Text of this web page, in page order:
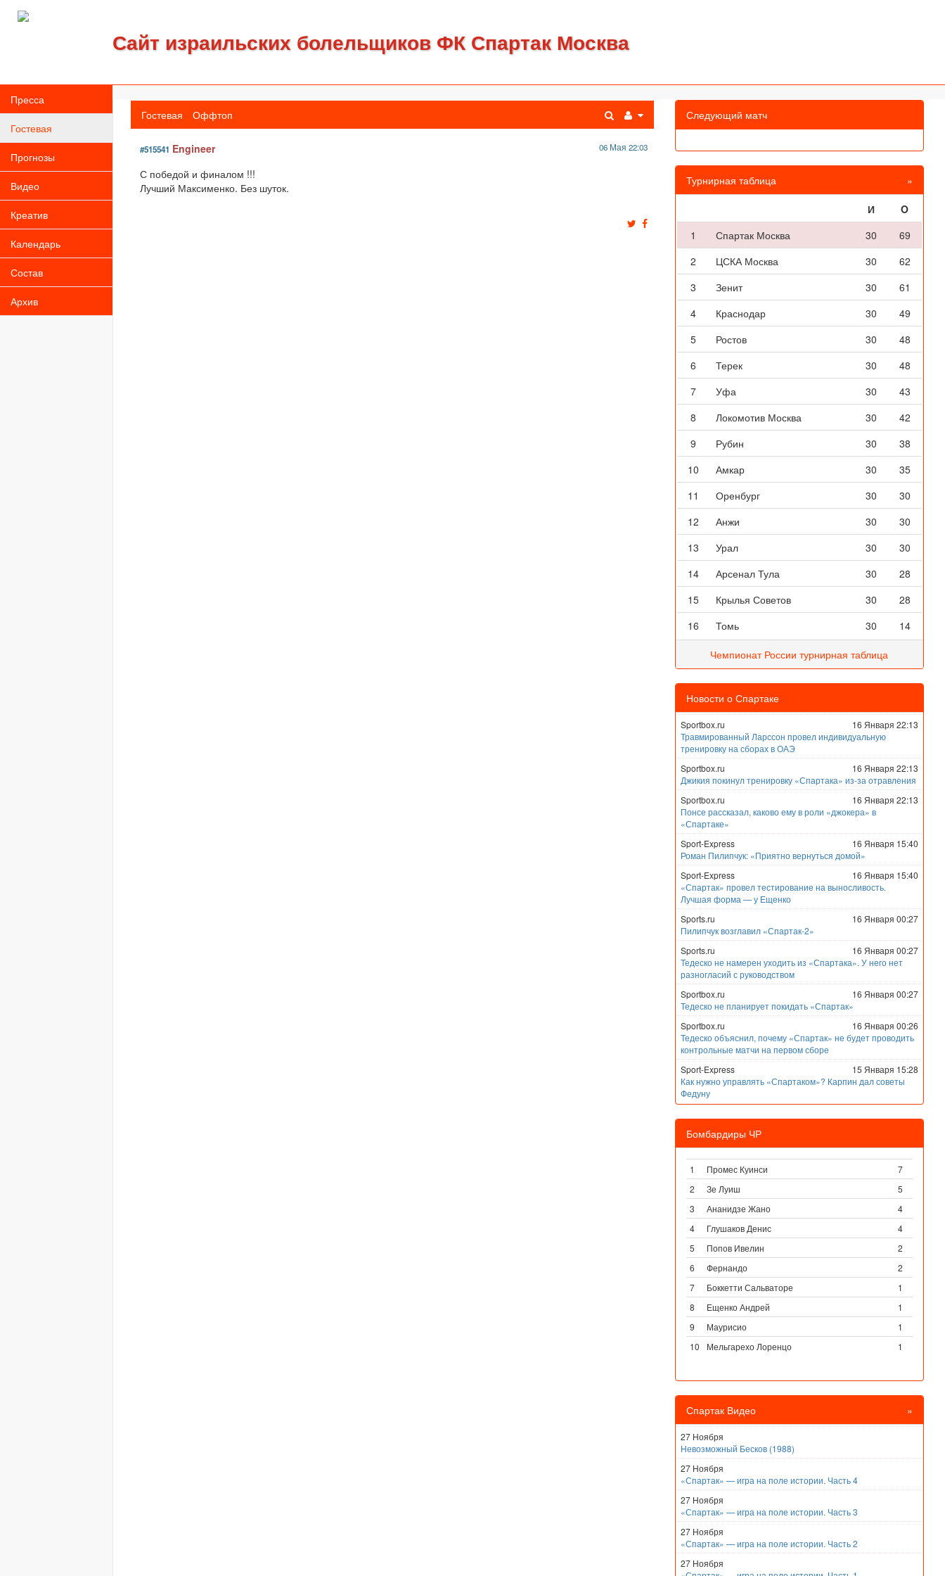
Сайт израильских болельщиков ФК Спартак Москва
Пресса
Гостевая
Прогнозы
Видео
Креатив
Календарь
Состав
Архив
Гостевая Оффтоп
#515541 Engineer 06 Мая 22:03
С победой и финалом !!!
Лучший Максименко. Без шуток.
Следующий матч
Турнирная таблица »
И
O
1
Спартак Москва 30
69
2
ЦСКА Москва 30
62
3
Зенит 30
61
4
Краснодар 30
49
5
Ростов 30
48
6
Терек 30
48
7
Уфа 30
43
8
Локомотив Москва 30
42
9
Рубин 30
38
10
Амкар 30
35
11
Оренбург 30
30
12
Анжи 30
30
13
Урал 30
30
14
Арсенал Тула 30
28
15
Крылья Советов 30
28
16
Томь 30 14
Чемпионат России турнирная таблица
Новости о Спартаке
Sportbox.ru
16 Января 22:13
Травмированный Ларссон провел индивидуальную
тренировку на сборах в ОАЭ
Sportbox.ru
16 Января 22:13
Джикия покинул тренировку «Спартака» из-за отравления
Sportbox.ru
16 Января 22:13
Понсе рассказал, каково ему в роли «джокера» в
«Спартаке»
Sport-Express
16 Января 15:40
Роман Пилипчук: «Приятно вернуться домой»
Sport-Express
16 Января 15:40
«Спартак» провел тестирование на выносливость.
Лучшая форма — у Ещенко
Sports.ru
16 Января 00:27
Пилипчук возглавил «Спартак-2»
Sports.ru
16 Января 00:27
Тедеско не намерен уходить из «Спартака». У него нет
разногласий с руководством
Sportbox.ru
16 Января 00:27
Тедеско не планирует покидать «Спартак»
Sportbox.ru
16 Января 00:26
Тедеско объяснил, почему «Спартак» не будет проводить
контрольные матчи на первом сборе
Sport-Express
15 Января 15:28
Как нужно управлять «Спартаком»? Карпин дал советы
Федуну
Бомбардиры ЧР
1 Промес Куинси
7
2
Зе Луиш
5
3
Ананидзе Жано
4
4
Глушаков Денис
4
5
Попов Ивелин
2
6
Фернандо
2
7
Боккетти Сальваторе
1
8
Ещенко Андрей
1
9
Маурисио
1
10
Мельгарехо Лоренцо 1
Спартак Видео »
27 Ноября
Невозможный Бесков (1988)
27 Ноября
«Спартак» — игра на поле истории. Часть 4
27 Ноября
«Спартак» — игра на поле истории. Часть 3
27 Ноября
«Спартак» — игра на поле истории. Часть 2
27 Ноября